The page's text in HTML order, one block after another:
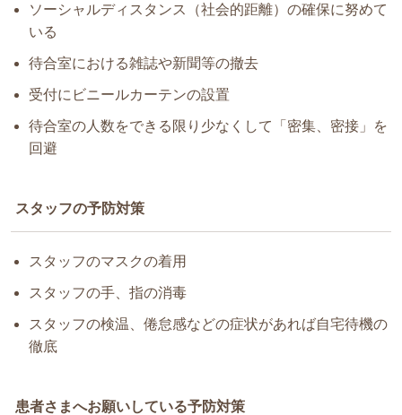
ソーシャルディスタンス（社会的距離）の確保に努めて
いる
待合室における雑誌や新聞等の撤去
受付にビニールカーテンの設置
待合室の人数をできる限り少なくして「密集、密接」を
回避
スタッフの予防対策
スタッフのマスクの着用
スタッフの手、指の消毒
スタッフの検温、倦怠感などの症状があれば自宅待機の
徹底
患者さまへお願いしている予防対策